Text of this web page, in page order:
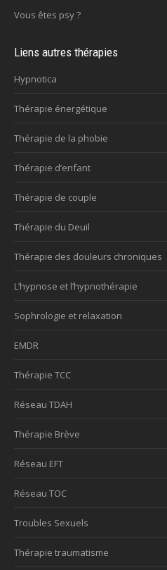
Vous êtes psy ?
Liens autres thérapies
Hypnotica
Thérapie énergétique
Thérapie de la phobie
Thérapie d’enfant
Thérapie de couple
Thérapie du Deuil
Thérapie des douleurs chroniques
L’hypnose et l’hypnothérapie
Sophrologie et relaxation
EMDR
Thérapie TCC
Réseau TDAH
Thérapie Brève
Réseau EFT
Réseau TOC
Troubles Sexuels
Thérapie traumatisme